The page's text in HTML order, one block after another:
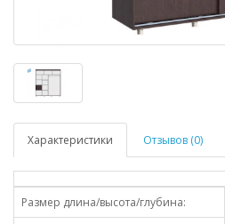
Характеристики Отзывов (0)
Размер длина/высота/глубина: